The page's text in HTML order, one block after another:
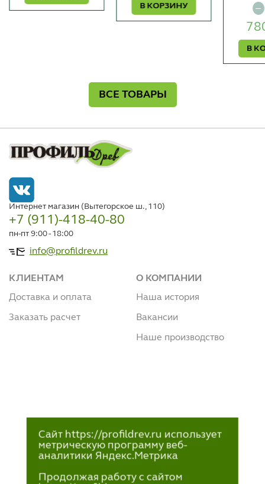
В КОРЗИНУ
В
ВСЕ ТОВАРЫ
Интернет магазин (Вытегорское ш., 110)
+7 (911)-418-40-80
пн-пт 9:00 - 18:00
info@profildrev.ru
КЛИЕНТАМ
Доставка и оплата
Заказать расчет
О КОМПАНИИ
Наша история
Вакансии
Наше производство
Сайт https://profildrev.ru использует
метрическую программу веб-
аналитики Яндекс.Метрика
Продолжая работу с сайтом